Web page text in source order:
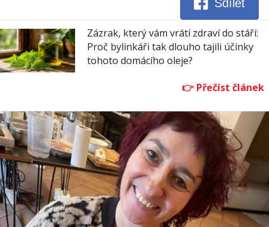
Sdílet
Zázrak, který vám vrátí zdraví do stáří:
Proč bylinkáři tak dlouho tajili účinky
tohoto domácího oleje?